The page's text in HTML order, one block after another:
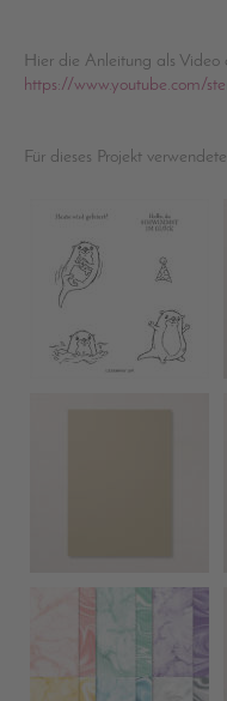
Hier die Anleitung als Video
https://www.youtube.com/
Für dieses Projekt